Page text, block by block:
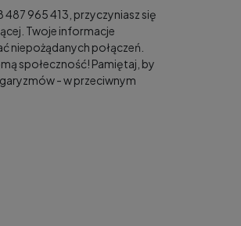
965 413, przyczyniasz się
Twoje informacje
niepożądanych połączeń.
społeczność! Pamiętaj, by
- w przeciwnym